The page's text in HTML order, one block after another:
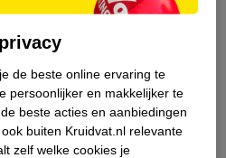
belangrijk dat je kind goed zijn
te dik aan. Gebruik liever wat
lichaam zit. Ook in bed moet je
Een laken om onder te
Je kunt er een losse deken
de beste online ervaring te
persoonlijker en makkelijker te
beste acties en aanbiedingen
buiten Kruidvat.nl relevante
zelf welke cookies je